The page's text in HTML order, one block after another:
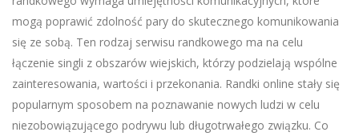
mogą poprawić zdolność pary do skutecznego komunikowania
się ze sobą. Ten rodzaj serwisu randkowego ma na celu
łączenie singli z obszarów wiejskich, którzy podzielają wspólne
zainteresowania, wartości i przekonania. Randki online stały się
popularnym sposobem na poznawanie nowych ludzi w celu
niezobowiązującego podrywu lub długotrwałego związku. Co